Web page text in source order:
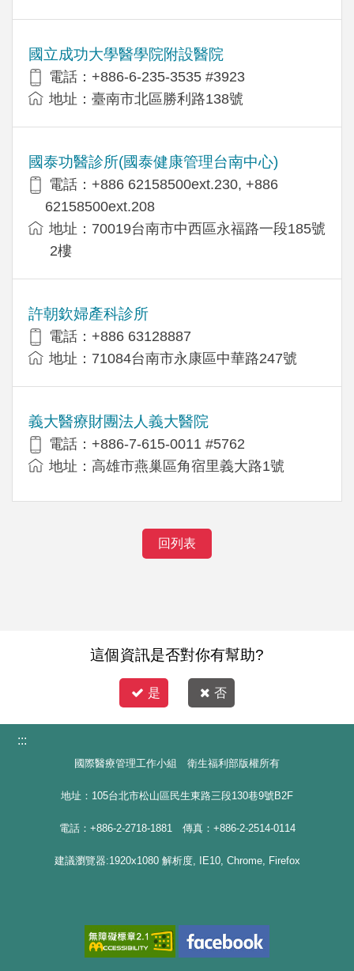
國立成功大學醫學院附設醫院
電話：+886-6-235-3535 #3923
地址：臺南市北區勝利路138號
國泰功醫診所(國泰健康管理台南中心)
電話：+886 62158500ext.230, +886
62158500ext.208
地址：70019台南市中西區永福路一段185號
2樓
許朝欽婦產科診所
電話：+886 63128887
地址：71084台南市永康區中華路247號
義大醫療財團法人義大醫院
電話：+886-7-615-0011 #5762
地址：高雄市燕巢區角宿里義大路1號
回列表
這個資訊是否對你有幫助?
是 否
:::
國際醫療管理工作小組 衛生福利部版權所有
地址：105台北市松山區民生東路三段130巷9號B2F
電話：+886-2-2718-1881 傳真：+886-2-2514-0114
建議瀏覽器:1920x1080 解析度, IE10, Chrome, Firefox